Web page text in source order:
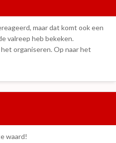
maar dat komt ook een
valreep heb bekeken.
organiseren. Op naar het
waard!